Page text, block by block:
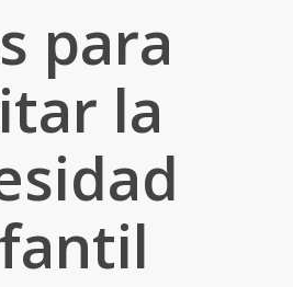
para
la